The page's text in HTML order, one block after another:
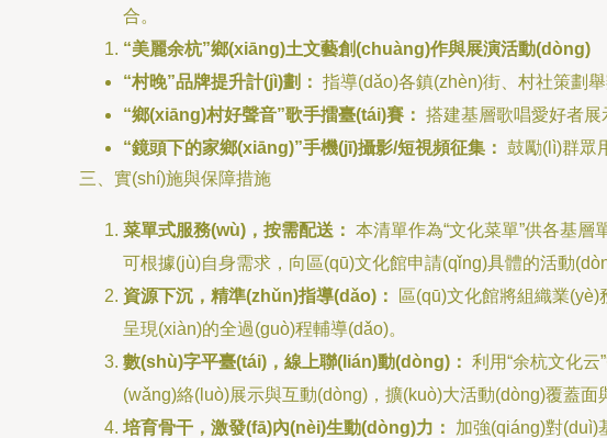
合。
“美麗余杭”鄉(xiāng)土文藝創(chuàng)作與展演活動(dòng)
“村晚”品牌提升計(jì)劃： 指導(dǎo)各鎮(zhèn)街、村社策劃舉
“鄉(xiāng)村好聲音”歌手擂臺(tái)賽： 搭建基層歌唱愛好者展
“鏡頭下的家鄉(xiāng)”手機(jī)攝影/短視頻征集： 鼓勵(lì)群眾
三、實(shí)施與保障措施
菜單式服務(wù)，按需配送： 本清單作為“文化菜單”供各基層
可根據(jù)自身需求，向區(qū)文化館申請(qǐng)具體的活動
資源下沉，精準(zhǔn)指導(dǎo)：
區(qū)文化館將組織業(yè)務
呈現(xiàn)的全過(guò)程輔導(dǎo)。
數(shù)字平臺(tái)，線上聯(lián)動(dòng)： 利用“余杭文化云
(wǎng)絡(luò)展示與互動(dòng)，擴(kuò)大活動(dòng)覆蓋面
培育骨干，激發(fā)內(nèi)生動(dòng)力：
加強(qiáng)對(duì)